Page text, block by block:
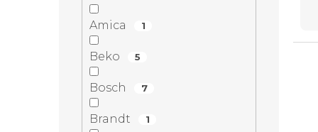
Amica 1
Beko 5
Bosch 7
Brandt 1